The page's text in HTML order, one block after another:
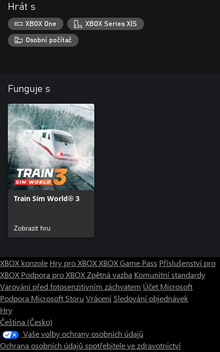
Hrát s
XBOX One XBOX Series X|S
Osobní počítač
Funguje s
Train Sim World® 3
Zobrazit hru
XBOX konzole Hry pro XBOXXBOX Game Pass Příslušenství pro
XBOX Podpora pro XBOXZpětná vazba Komunitní standardy
Varování před fotosenzitivním záchvatem Účet Microsoft
Podpora Microsoft Storu Vrácení Sledování objednávek
Hry
Čeština (Česko)
Vaše volby ochrany osobních údajů
Ochrana osobních údajů spotřebitele ve zdravotnictví